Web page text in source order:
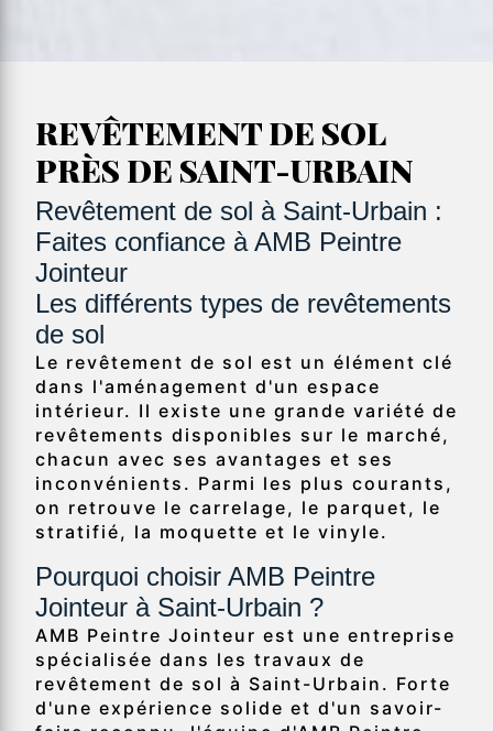
REVÊTEMENT DE SOL
PRÈS DE SAINT-URBAIN
Revêtement de sol à Saint-Urbain :
Faites confiance à AMB Peintre
Jointeur
Les différents types de revêtements
de sol
Le revêtement de sol est un élément clé
dans l'aménagement d'un espace
intérieur. Il existe une grande variété de
revêtements disponibles sur le marché,
chacun avec ses avantages et ses
inconvénients. Parmi les plus courants,
on retrouve le carrelage, le parquet, le
stratifié, la moquette et le vinyle.
Pourquoi choisir AMB Peintre
Jointeur à Saint-Urbain ?
AMB Peintre Jointeur est une entreprise
spécialisée dans les travaux de
revêtement de sol à Saint-Urbain. Forte
d'une expérience solide et d'un savoir-